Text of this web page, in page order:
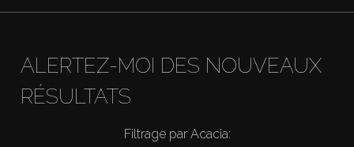
Hors Plan
ALERTEZ-MOI DES NOUVEAUX
RÉSULTATS
Filtrage par Acacia: